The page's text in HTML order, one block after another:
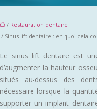
/ Restauration dentaire
/ Sinus lift dentaire : en quoi cela
Le sinus lift dentaire est
d’augmenter la hauteur
situés au-dessus des
nécessaire lorsque la
supporter un implant